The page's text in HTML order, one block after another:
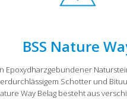
BSS Nature
Epoxydharzgebundener
Schotter und
Way Belag besteht aus